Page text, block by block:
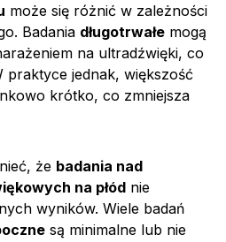
może się różnić w zależności
Badania długotrwałe mogą
na ultradźwięki, co
praktyce jednak, większość
krótko, co zmniejsza
że badania nad
na płód nie
wyników. Wiele badań
są minimalne lub nie